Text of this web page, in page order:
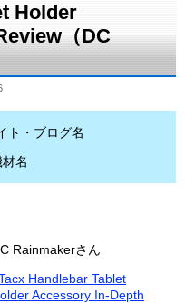
Holder
（DC
ト・ブログ名
名
Rainmakerさん
Handlebar Tablet
Accessory In-Depth